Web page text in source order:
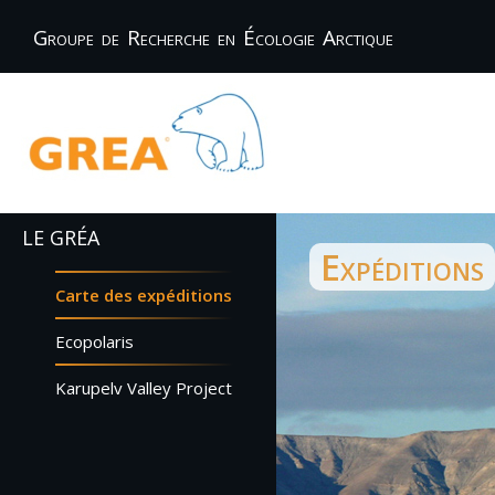
Groupe de Recherche en Écologie Arctique
LE GRÉA
Carte des expéditions
Ecopolaris
Karupelv Valley Project
Expéditions